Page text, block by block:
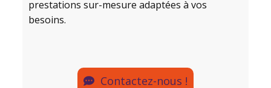
prestations sur-mesure adaptées à vos
besoins.
Contactez-nous !